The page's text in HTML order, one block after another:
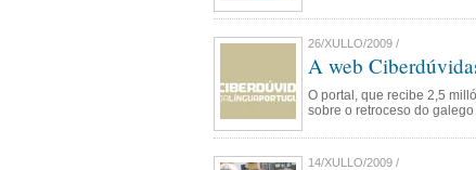
26/XULLO/2009 /
A web
O portal, que recibe 2,5
sobre o retroceso do
14/XULLO/2009 /